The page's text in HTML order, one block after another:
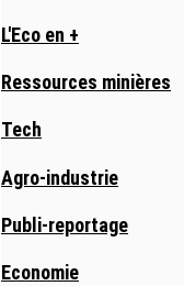
L'Eco en +
Ressources minières
Tech
Agro-industrie
Publi-reportage
Economie